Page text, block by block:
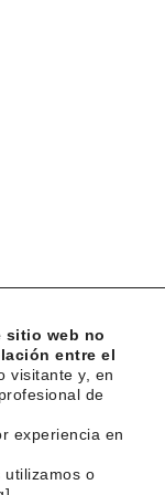
sitio web no
entre el
visitante y, en
de
experiencia en
utilizamos o